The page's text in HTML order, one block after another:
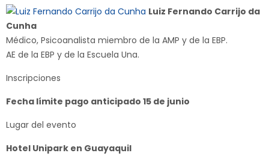
Luiz Fernando Carrijo da
Cunha
Médico, Psicoanalista miembro de la AMP y de la EBP.
AE de la EBP y de la Escuela Una.
Inscripciones
Fecha límite pago anticipado 15 de junio
Lugar del evento
Hotel Unipark en Guayaquil